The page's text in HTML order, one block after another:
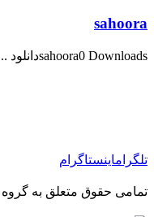
sahoora
sahoora0 Downloadsدانلود ...
تلگراماینستاگرام
تمامی حقوق متعلق به